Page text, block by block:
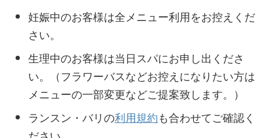
妊娠中のお客様は全メニュー利用をお控えくだ
さい。
生理中のお客様は当日スパにお申し出くださ
い。（フラワーバスなどお控えになりたい方は
メニューの一部変更などご提案致します。）
ランスン・バリの利用規約も合わせてご確認く
ださい。